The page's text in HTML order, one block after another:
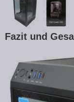
Fazit und